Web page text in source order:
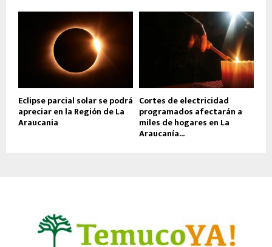
Eclipse parcial solar se podrá
apreciar en la Región de La
Araucania
Cortes de electricidad
programados afectarán a
miles de hogares en La
Araucanía...